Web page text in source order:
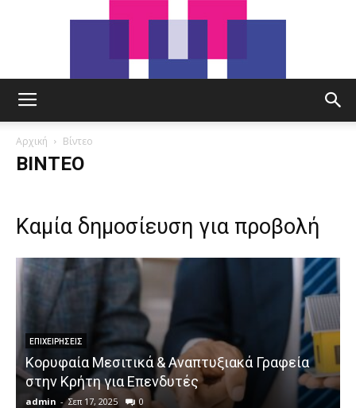
Αρχική Βίντεο
ΒΊΝΤΕΟ
Καμία δημοσίευση για προβολή
ΕΠΙΧΕΙΡΉΣΕΙΣ
Κορυφαία Μεσιτικά & Αναπτυξιακά Γραφεία
στην Κρήτη για Επενδυτές
admin - Σεπ 17, 2025 0